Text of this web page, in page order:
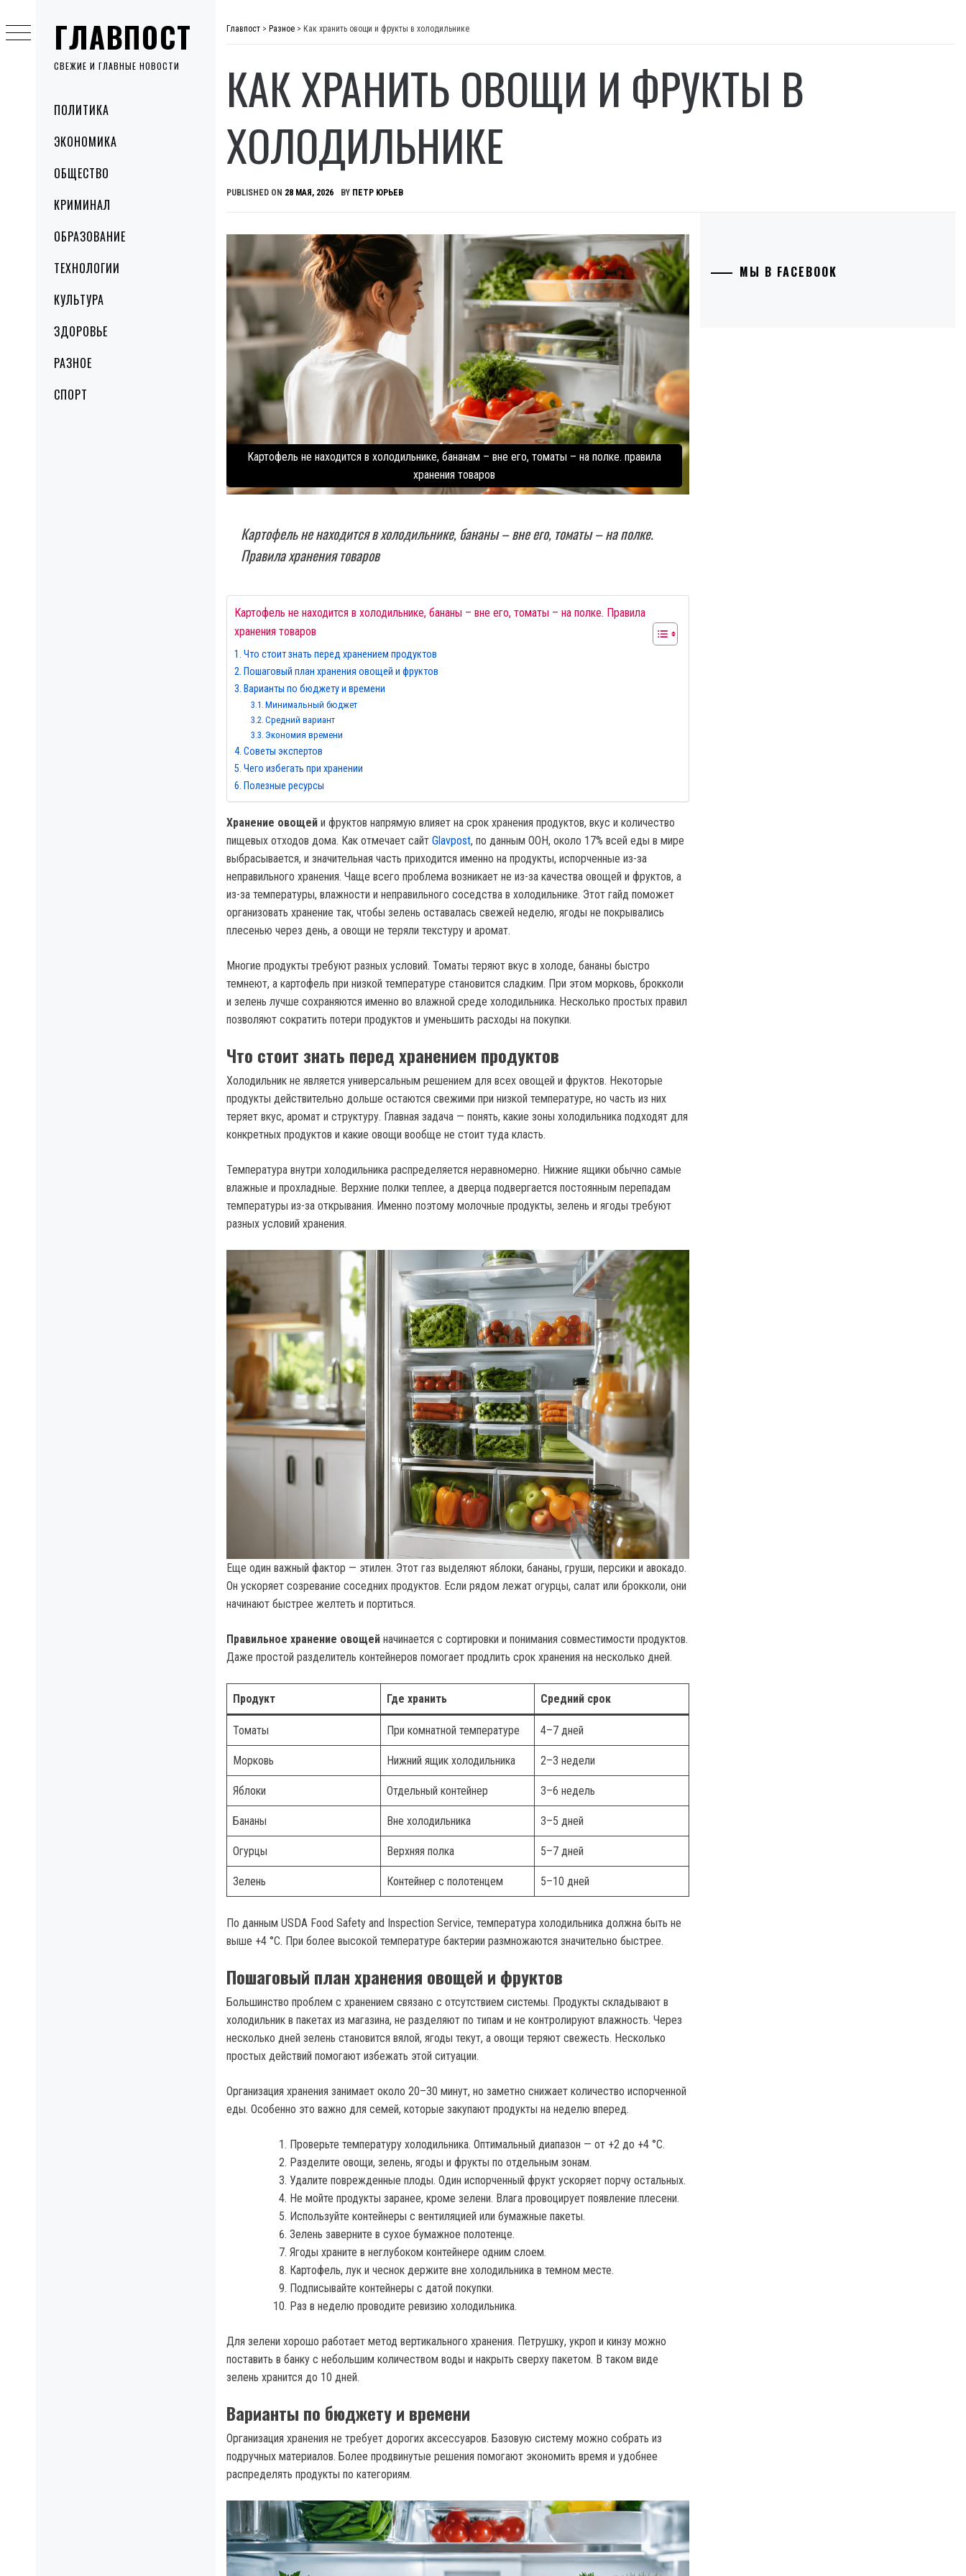
ГЛАВПОСТ
СВЕЖИЕ И ГЛАВНЫЕ НОВОСТИ
MenuПОЛИТИКА
ЭКОНОМИКА
ОБЩЕСТВО
КРИМИНАЛ
ОБРАЗОВАНИЕ
ТЕХНОЛОГИИ
КУЛЬТУРА
ЗДОРОВЬЕ
РАЗНОЕ
СПОРТ
to
content
Главпост > Разное > Как хранить овощи и фрукты в холодильнике
КАК ХРАНИТЬ ОВОЩИ И ФРУКТЫ В
ХОЛОДИЛЬНИКЕ
PUBLISHED ON 28 МАЯ, 2026 BY ПЕТР ЮРЬЕВ
Картофель не находится в холодильнике, бананам – вне его, томаты – на полке. правила
хранения товаров
Картофель не находится в холодильнике, бананы – вне его, томаты – на полке.
Правила хранения товаров
Картофель не находится в холодильнике, бананы – вне его, томаты – на полке. Правила
хранения товаров
Что стоит знать перед хранением продуктов
Пошаговый план хранения овощей и фруктов
Варианты по бюджету и времени
Минимальный бюджет
Средний вариант
Экономия времени
Советы экспертов
Чего избегать при хранении
Полезные ресурсы
Хранение овощей и фруктов напрямую влияет на срок хранения продуктов, вкус и количество
пищевых отходов дома. Как отмечает сайт Glavpost, по данным ООН, около 17% всей еды в мире
выбрасывается, и значительная часть приходится именно на продукты, испорченные из-за
неправильного хранения. Чаще всего проблема возникает не из-за качества овощей и фруктов, а
из-за температуры, влажности и неправильного соседства в холодильнике. Этот гайд поможет
организовать хранение так, чтобы зелень оставалась свежей неделю, ягоды не покрывались
плесенью через день, а овощи не теряли текстуру и аромат.
Многие продукты требуют разных условий. Томаты теряют вкус в холоде, бананы быстро
темнеют, а картофель при низкой температуре становится сладким. При этом морковь, брокколи
и зелень лучше сохраняются именно во влажной среде холодильника. Несколько простых правил
позволяют сократить потери продуктов и уменьшить расходы на покупки.
Что стоит знать перед хранением продуктов
Холодильник не является универсальным решением для всех овощей и фруктов. Некоторые
продукты действительно дольше остаются свежими при низкой температуре, но часть из них
теряет вкус, аромат и структуру. Главная задача — понять, какие зоны холодильника подходят для
конкретных продуктов и какие овощи вообще не стоит туда класть.
Температура внутри холодильника распределяется неравномерно. Нижние ящики обычно самые
влажные и прохладные. Верхние полки теплее, а дверца подвергается постоянным перепадам
температуры из-за открывания. Именно поэтому молочные продукты, зелень и ягоды требуют
разных условий хранения.
Еще один важный фактор — этилен. Этот газ выделяют яблоки, бананы, груши, персики и авокадо.
Он ускоряет созревание соседних продуктов. Если рядом лежат огурцы, салат или брокколи, они
начинают быстрее желтеть и портиться.
Правильное хранение овощей начинается с сортировки и понимания совместимости продуктов.
Даже простой разделитель контейнеров помогает продлить срок хранения на несколько дней.
Продукт Где хранить Средний срок
Томаты При комнатной температуре 4–7 дней
Морковь Нижний ящик холодильника 2–3 недели
Яблоки Отдельный контейнер 3–6 недель
Бананы Вне холодильника 3–5 дней
Огурцы Верхняя полка 5–7 дней
Зелень Контейнер с полотенцем 5–10 дней
По данным USDA Food Safety and Inspection Service, температура холодильника должна быть не
выше +4 °C. При более высокой температуре бактерии размножаются значительно быстрее.
Пошаговый план хранения овощей и фруктов
Большинство проблем с хранением связано с отсутствием системы. Продукты складывают в
холодильник в пакетах из магазина, не разделяют по типам и не контролируют влажность. Через
несколько дней зелень становится вялой, ягоды текут, а овощи теряют свежесть. Несколько
простых действий помогают избежать этой ситуации.
Организация хранения занимает около 20–30 минут, но заметно снижает количество испорченной
еды. Особенно это важно для семей, которые закупают продукты на неделю вперед.
Проверьте температуру холодильника. Оптимальный диапазон — от +2 до +4 °C.
Разделите овощи, зелень, ягоды и фрукты по отдельным зонам.
Удалите поврежденные плоды. Один испорченный фрукт ускоряет порчу остальных.
Не мойте продукты заранее, кроме зелени. Влага провоцирует появление плесени.
Используйте контейнеры с вентиляцией или бумажные пакеты.
Зелень заверните в сухое бумажное полотенце.
Ягоды храните в неглубоком контейнере одним слоем.
Картофель, лук и чеснок держите вне холодильника в темном месте.
Подписывайте контейнеры с датой покупки.
Раз в неделю проводите ревизию холодильника.
Для зелени хорошо работает метод вертикального хранения. Петрушку, укроп и кинзу можно
поставить в банку с небольшим количеством воды и накрыть сверху пакетом. В таком виде
зелень хранится до 10 дней.
Варианты по бюджету и времени
Организация хранения не требует дорогих аксессуаров. Базовую систему можно собрать из
подручных материалов. Более продвинутые решения помогают экономить время и удобнее
распределять продукты по категориям.
МЫ В FACEBOOK